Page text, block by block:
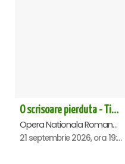
O scrisoare pierduta - Timisoara
Opera Nationala Romana , Timisoara
21 septembrie 2026, ora 19:00